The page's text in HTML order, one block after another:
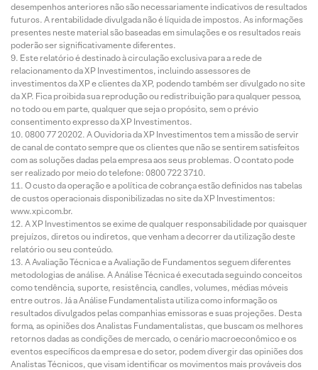
desempenhos anteriores não são necessariamente indicativos de resultados
futuros. A rentabilidade divulgada não é líquida de impostos. As informações
presentes neste material são baseadas em simulações e os resultados reais
poderão ser significativamente diferentes.
Este relatório é destinado à circulação exclusiva para a rede de
relacionamento da XP Investimentos, incluindo assessores de
investimentos da XP e clientes da XP, podendo também ser divulgado no site
da XP. Fica proibida sua reprodução ou redistribuição para qualquer pessoa,
no todo ou em parte, qualquer que seja o propósito, sem o prévio
consentimento expresso da XP Investimentos.
0800 77 20202. A Ouvidoria da XP Investimentos tem a missão de servir
de canal de contato sempre que os clientes que não se sentirem satisfeitos
com as soluções dadas pela empresa aos seus problemas. O contato pode
ser realizado por meio do telefone: 0800 722 3710.
O custo da operação e a política de cobrança estão definidos nas tabelas
de custos operacionais disponibilizadas no site da XP Investimentos:
www.xpi.com.br.
A XP Investimentos se exime de qualquer responsabilidade por quaisquer
prejuízos, diretos ou indiretos, que venham a decorrer da utilização deste
relatório ou seu conteúdo.
A Avaliação Técnica e a Avaliação de Fundamentos seguem diferentes
metodologias de análise. A Análise Técnica é executada seguindo conceitos
como tendência, suporte, resistência, candles, volumes, médias móveis
entre outros. Já a Análise Fundamentalista utiliza como informação os
resultados divulgados pelas companhias emissoras e suas projeções. Desta
forma, as opiniões dos Analistas Fundamentalistas, que buscam os melhores
retornos dadas as condições de mercado, o cenário macroeconômico e os
eventos específicos da empresa e do setor, podem divergir das opiniões dos
Analistas Técnicos, que visam identificar os movimentos mais prováveis dos